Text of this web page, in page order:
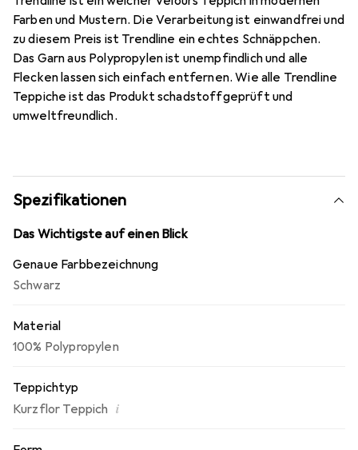
Farben und Mustern. Die Verarbeitung ist einwandfrei und
zu diesem Preis ist Trendline ein echtes Schnäppchen.
Das Garn aus Polypropylen ist unempfindlich und alle
Flecken lassen sich einfach entfernen. Wie alle Trendline
Teppiche ist das Produkt schadstoffgeprüft und
umweltfreundlich.
Spezifikationen
Das Wichtigste auf einen Blick
Genaue Farbbezeichnung
Schwarz
Material
100% Polypropylen
Teppichtyp
Kurzflor Teppich i